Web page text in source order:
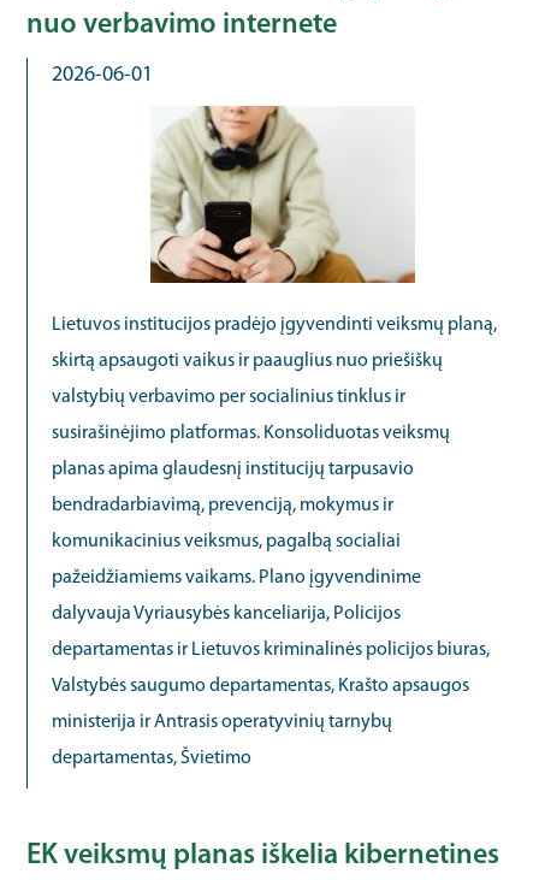
nuo verbavimo internete
2026-06-01
Lietuvos institucijos pradėjo įgyvendinti veiksmų planą,
skirtą apsaugoti vaikus ir paauglius nuo priešiškų
valstybių verbavimo per socialinius tinklus ir
susirašinėjimo platformas. Konsoliduotas veiksmų
planas apima glaudesnį institucijų tarpusavio
bendradarbiavimą, prevenciją, mokymus ir
komunikacinius veiksmus, pagalbą socialiai
pažeidžiamiems vaikams. Plano įgyvendinime
dalyvauja Vyriausybės kanceliarija, Policijos
departamentas ir Lietuvos kriminalinės policijos biuras,
Valstybės saugumo departamentas, Krašto apsaugos
ministerija ir Antrasis operatyvinių tarnybų
departamentas, Švietimo
EK veiksmų planas iškelia kibernetines